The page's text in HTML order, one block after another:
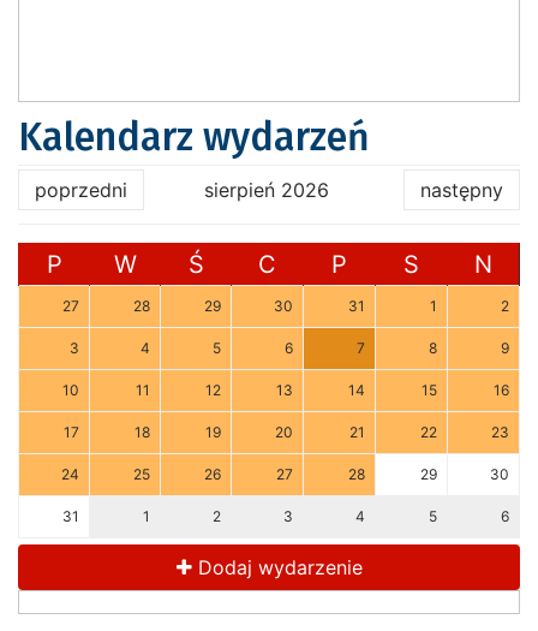
Kalendarz wydarzeń
poprzedni sierpień 2026 następny
P W Ś C P S N
27 28 29 30 31 1 2
3 4 5 6 7 8 9
10 11 12 13 14 15 16
17 18 19 20 21 22 23
24 25 26 27 28 29 30
31 1 2 3 4 5 6
Dodaj wydarzenie